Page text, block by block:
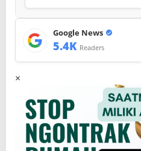
Google News
5.4K Readers
×